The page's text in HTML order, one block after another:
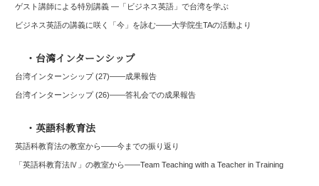
ゲスト講師による特別講義 ―「ビジネス英語」で台湾を学ぶ
ビジネス英語の講義に咲く「今」を詠む――大学院生TAの活動より
・台湾インターンシップ
台湾インターンシップ (27)——成果報告
台湾インターンシップ (26)――答礼会での成果報告
・英語科教育法
英語科教育法の教室から——今までの振り返り
「英語科教育法Ⅳ」の教室から――Team Teaching with a Teacher in Training